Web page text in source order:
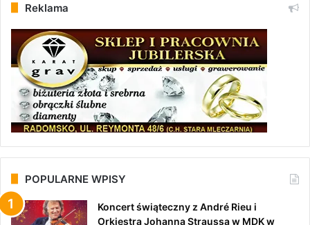
Reklama
POPULARNE WPISY
Koncert świąteczny z André Rieu i
Orkiestrą Johanna Straussa w MDK w